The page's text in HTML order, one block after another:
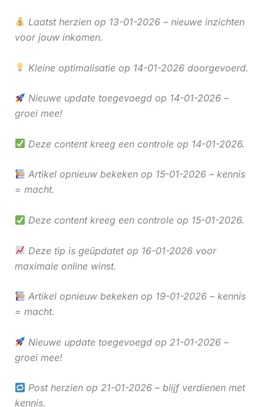
Laatst herzien op 13-01-2026 – nieuwe inzichten
voor jouw inkomen.
Kleine optimalisatie op 14-01-2026 doorgevoerd.
Nieuwe update toegevoegd op 14-01-2026 –
groei mee!
Deze content kreeg een controle op 14-01-2026.
Artikel opnieuw bekeken op 15-01-2026 – kennis
= macht.
Deze content kreeg een controle op 15-01-2026.
Deze tip is geüpdatet op 16-01-2026 voor
maximale online winst.
Artikel opnieuw bekeken op 19-01-2026 – kennis
= macht.
Nieuwe update toegevoegd op 21-01-2026 –
groei mee!
Post herzien op 21-01-2026 – blijf verdienen met
kennis.